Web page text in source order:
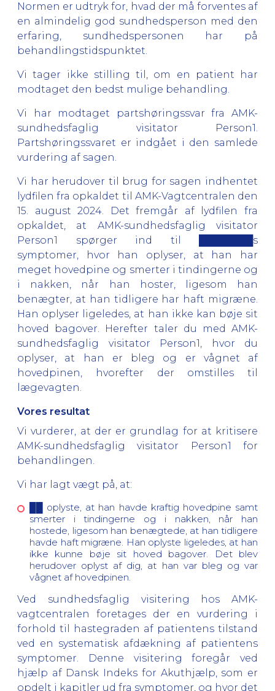
Normen er udtryk for, hvad der må forventes af
en almindelig god sundhedsperson med den
erfaring, sundhedspersonen har på
behandlingstidspunktet.
Vi tager ikke stilling til, om en patient har
modtaget den bedst mulige behandling.
Vi har modtaget partshøringssvar fra AMK-
sundhedsfaglig visitator Person1.
Partshøringssvaret er indgået i den samlede
vurdering af sagen.
Vi har herudover til brug for sagen indhentet
lydfilen fra opkaldet til AMK-Vagtcentralen den
15. august 2024. Det fremgår af lydfilen fra
opkaldet, at AMK-sundhedsfaglig visitator
Person1 spørger ind til ████████s
symptomer, hvor han oplyser, at han har
meget hovedpine og smerter i tindingerne og
i nakken, når han hoster, ligesom han
benægter, at han tidligere har haft migræne.
Han oplyser ligeledes, at han ikke kan bøje sit
hoved bagover. Herefter taler du med AMK-
sundhedsfaglig visitator Person1, hvor du
oplyser, at han er bleg og er vågnet af
hovedpinen, hvorefter der omstilles til
lægevagten.
Vores resultat
Vi vurderer, at der er grundlag for at kritisere
AMK-sundhedsfaglig visitator Person1 for
behandlingen.
Vi har lagt vægt på, at:
██ oplyste, at han havde kraftig hovedpine samt
smerter i tindingerne og i nakken, når han
hostede, ligesom han benægtede, at han tidligere
havde haft migræne. Han oplyste ligeledes, at han
ikke kunne bøje sit hoved bagover. Det blev
herudover oplyst af dig, at han var bleg og var
vågnet af hovedpinen.
Ved sundhedsfaglig visitering hos AMK-
vagtcentralen foretages der en vurdering i
forhold til hastegraden af patientens tilstand
ved en systematisk afdækning af patientens
symptomer. Denne visitering foregår ved
hjælp af Dansk Indeks for Akuthjælp, som er
opdelt i kapitler ud fra symptomer, og hvor det